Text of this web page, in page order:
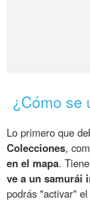
¿Cómo se
Lo primero que
Colecciones,
en el mapa.
ve a un samurái
podrás "activar"